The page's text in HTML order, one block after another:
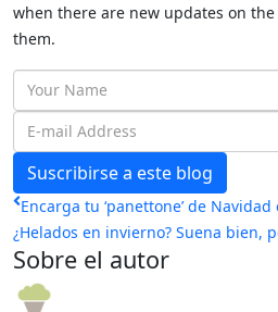
when there are new updates on
them.
Your
Name
mail
Address
Suscribirse a este blog
Encarga tu ‘panettone’ de
¿Helados en invierno? Suena bien,
Sobre el autor